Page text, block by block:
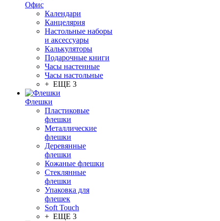
Офис
Календари
Канцелярия
Настольные наборы
и аксессуары
Калькуляторы
Подарочные книги
Часы настенные
Часы настольные
+ ЕЩЕ 3
Флешки
Пластиковые
флешки
Металлические
флешки
Деревянные
флешки
Кожаные флешки
Стеклянные
флешки
Упаковка для
флешек
Soft Touch
+ ЕЩЕ 3